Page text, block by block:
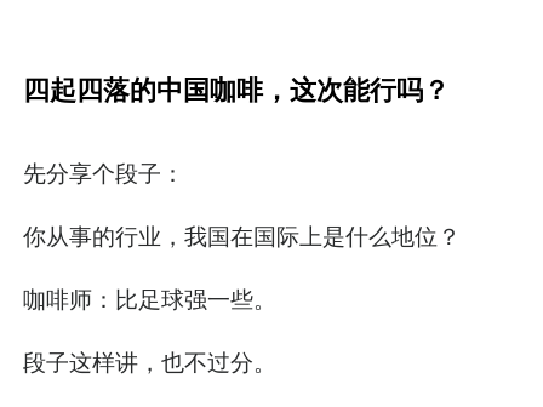
四起四落的中国咖啡，这次能行吗？
先分享个段子：
你从事的行业，我国在国际上是什么地位？
咖啡师：比足球强一些。
段子这样讲，也不过分。